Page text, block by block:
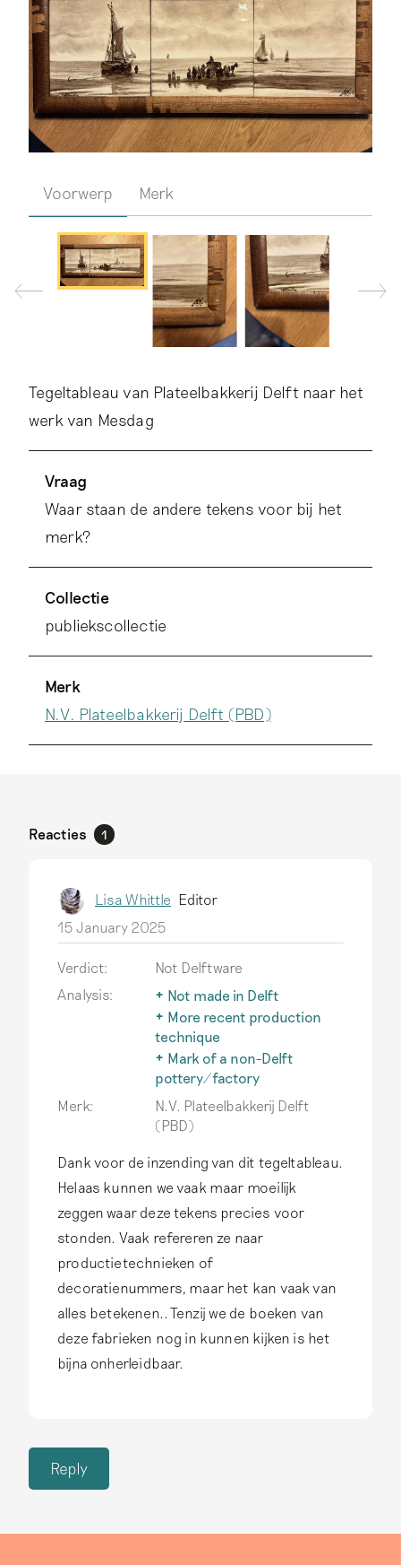
Voorwerp Merk
Tegeltableau van Plateelbakkerij Delft naar het
werk van Mesdag
Vraag
Waar staan de andere tekens voor bij het
merk?
Collectie
publiekscollectie
Merk
N.V. Plateelbakkerij Delft (PBD)
Reacties 1
Lisa Whittle Editor
15 January 2025
Verdict:
Not Delftware
Analysis:
Not made in Delft
The term Delftware is only
used for earthenware
actually produced in Delft.
Read more
More recent production
technique
After 1850, factories in
and outside Holland
and cheaper production
techniques. This goes
beyond the scope of this
website.
Read more
Mark of a non-Delft
pottery/factory
The typical Delftware also
inspires producers outside
of Delft, but genuine
Delftware has only been
produced in Delft.Read
more
Merk:
N.V. Plateelbakkerij Delft
(PBD)
Dank voor de inzending van dit tegeltableau.
Helaas kunnen we vaak maar moeilijk
zeggen waar deze tekens precies voor
stonden. Vaak refereren ze naar
productietechnieken of
decoratienummers, maar het kan vaak van
alles betekenen.. Tenzij we de boeken van
deze fabrieken nog in kunnen kijken is het
bijna onherleidbaar.
Reply